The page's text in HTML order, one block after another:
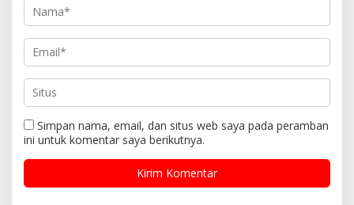
Simpan nama, email, dan situs web saya pada peramban
ini untuk komentar saya berikutnya.